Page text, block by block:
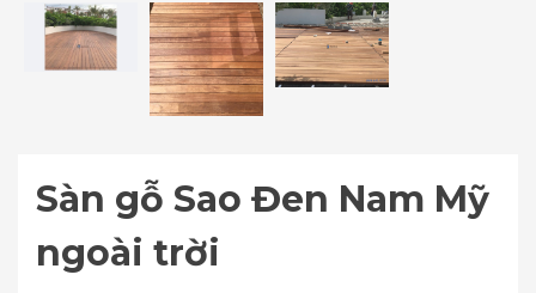
Sàn gỗ Sao Đen Nam Mỹ
ngoài trời